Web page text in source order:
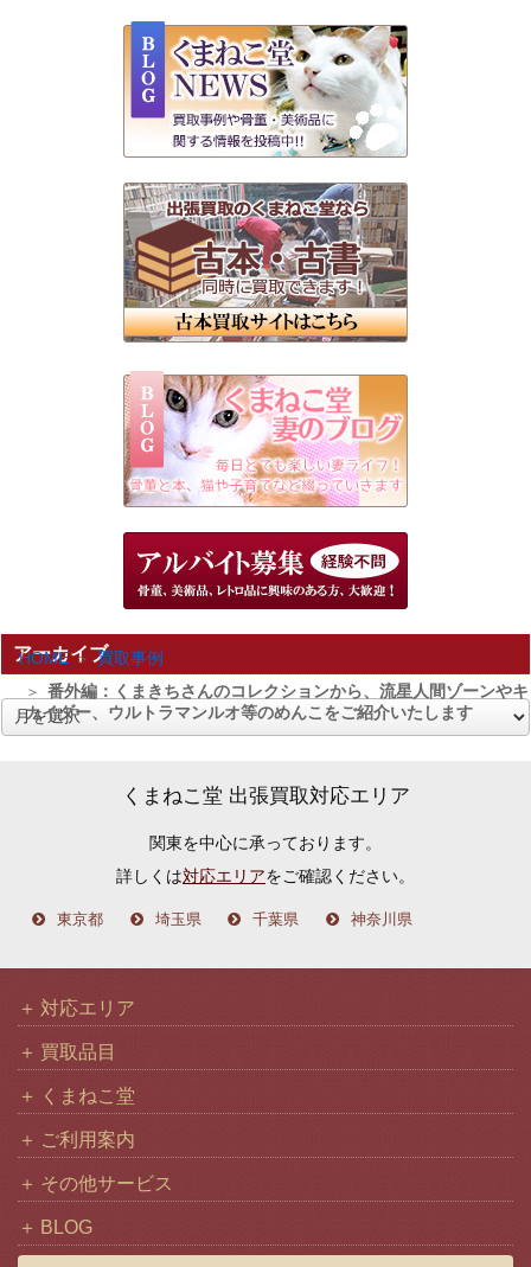
HOME
買取事例
番外編：くまきちさんのコレクションから、流星人間ゾーンやキ
カイダー、ウルトラマンルオ等のめんこをご紹介いたします
アーカイブ
くまねこ堂 出張買取対応エリア
関東を中心に承っております。
詳しくは対応エリアをご確認ください。
東京都 埼玉県 千葉県 神奈川県
対応エリア
買取品目
くまねこ堂
ご利用案内
その他サービス
BLOG